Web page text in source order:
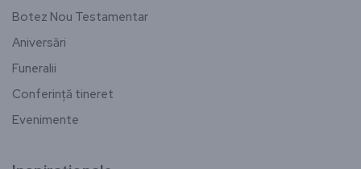
Botez Nou Testamentar
Aniversări
Funeralii
Conferință tineret
Evenimente